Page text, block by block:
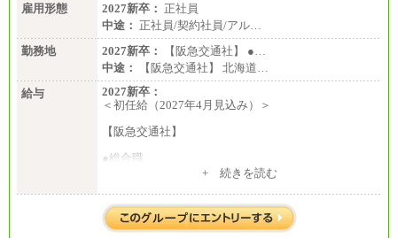
雇用形態
2027新卒： 正社員
中途： 正社員/契約社員/アル…
勤務地
2027新卒：
【阪急交通社】 ●…
中途：
【阪急交通社】 北海道…
給与
2027新卒：
＜初任給（2027年4月見込み）＞
【阪急交通社】
●総合職
(※3)、239,000円(※4)、237,000円（※5）
・専門・短大卒
+ 続きを読む